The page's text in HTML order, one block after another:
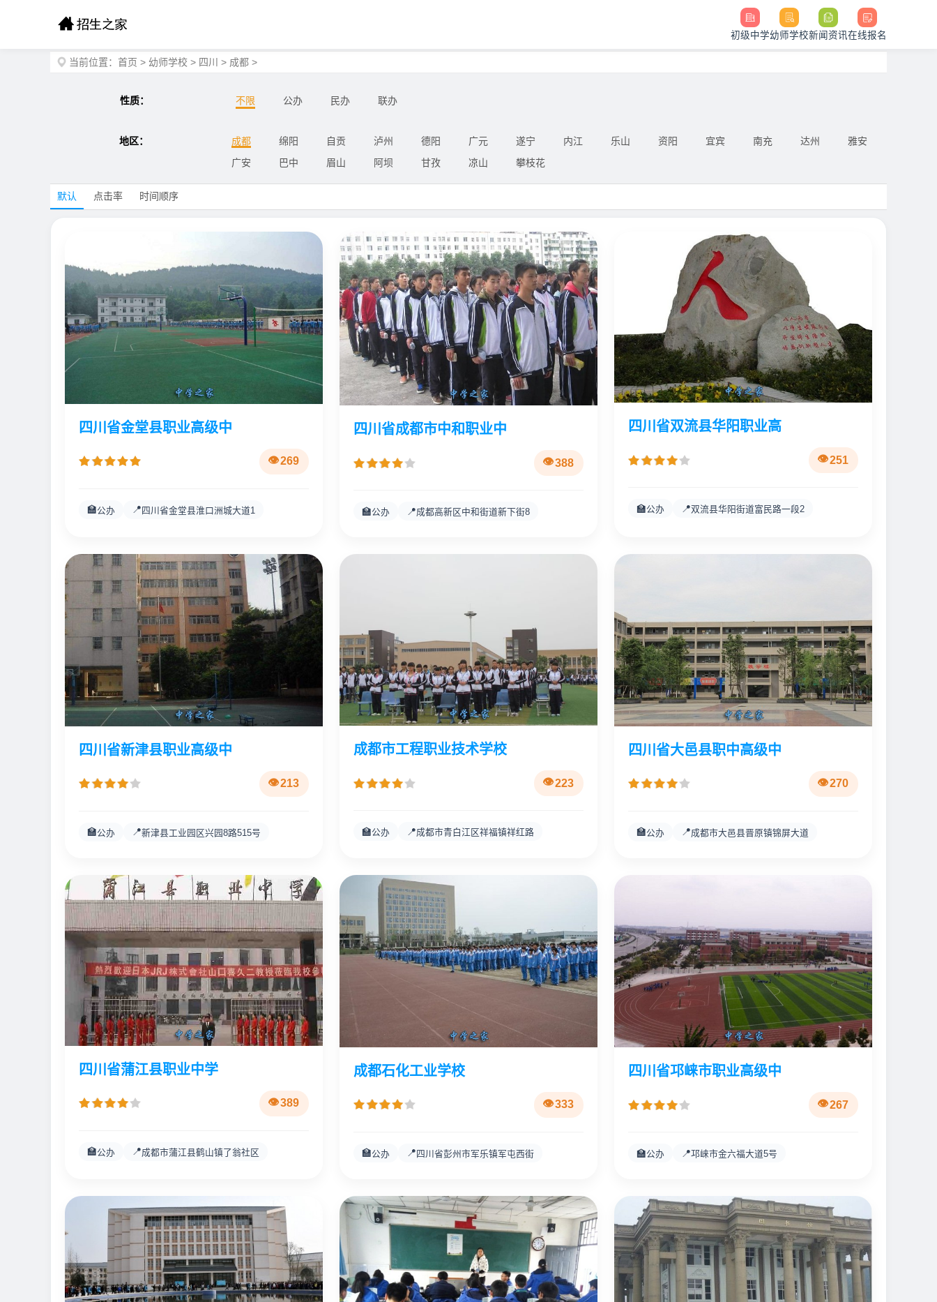
初级中学幼师学校新闻资讯在线报名
当前位置： 首页 > 幼师学校 > 四川 > 成都 >
性质： 不限 公办 民办 联办
地区： 成都 绵阳 自贡 泸州 德阳 广元 遂宁 内江 乐山 资阳 宜宾 南充 达州
雅安
广安
巴中 眉山 阿坝 甘孜 凉山 攀枝花
默认 点击率 时间顺序
四川省金堂县职业高级中
269
🏫公办 📍 四川省金堂县淮口洲城大道1
四川省成都市中和职业中
388
🏫公办 📍成都高新区中和街道新下街8
四川省双流县华阳职业高
251
🏫公办 📍双流县华阳街道富民路一段2
四川省新津县职业高级中
213
🏫公办 📍新津县工业园区兴园8路515号
成都市工程职业技术学校
223
🏫公办 📍成都市青白江区祥福镇祥红路
四川省大邑县职中高级中
270
🏫公办 📍成都市大邑县晋原镇锦屏大道
四川省蒲江县职业中学
389
🏫公办 📍成都市蒲江县鹤山镇了翁社区
成都石化工业学校
333
🏫公办 📍 四川省彭州市军乐镇军屯西街
四川省邛崃市职业高级中
267
🏫公办 📍邛崃市金六福大道5号